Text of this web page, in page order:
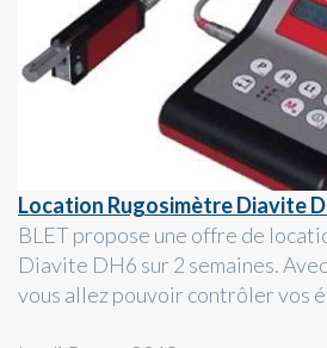
Location Rugosimètre Diavite
BLET propose une offre de
Diavite DH6 sur 2 semaines.
vous allez pouvoir contrôler vos